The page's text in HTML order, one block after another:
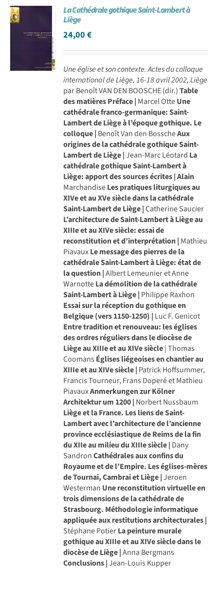
Achat en ligne
Panier WooCommerce
La Cathédrale gothique Saint-Lambert à
Liège
24,00€
Une église et son contexte.Actes du colloque
international de Liège, 16-18 avril 2002, Liège
par Benoît VAN DEN BOOSCHE (dir.)Table
des matièresPréface | Marcel OtteUne
cathédrale franco-germanique: Saint-
Lambert de Liège à l’époque gothique. Le
colloque | Benoît Van den BosscheAux
origines de la cathédrale gothique Saint-
Lambert de Liège |Jean-Marc Léotard La
cathédrale gothique Saint-Lambert à
Liège: apport des sources écrites | Alain
MarchandiseLes pratiques liturgiques au
XIVe et au XVe siècle dans la cathédrale
Saint-Lambert de Liège |Catherine Saucier
L’architecture de Saint-Lambert à Liège au
XIIIe et au XIVe siècle: essai de
reconstitution et d’interprétation | Mathieu
PiavauxLe message des pierres de la
cathédrale Saint-Lambert à Liège: état de
la question |Albert Lemeunier et Anne
WarnotteLa démolition de la cathédrale
Saint-Lambert à Liège | Philippe Raxhon
Essai sur la réception du gothique en
Belgique (vers 1150-1250) | Luc F. Genicot
Entre tradition et renouveau: les églises
des ordres réguliers dans le diocèse de
Liège au XIIIe et au XIVe siècle| Thomas
Coomans Églises liégeoises en chantier au
XIIIe et au XIVe siècle | Patrick Hoffsummer,
Francis Tourneur, Frans Doperé et Mathieu
PiavauxAnmerkungen zur Kölner
Architektur um 1200 | Norbert Nussbaum
Liège et la France. Les liens de Saint-
Lambert avec l’architecture de l’ancienne
province ecclésiastique de Reims de la fin
du XIIe au milieu du XIIIe siècle | Dany
SandronCathédrales aux confins du
Royaume et de l’Empire. Les églises-mères
de Tournai, Cambrai et Liège |Jeroen
Westerman Une reconstitution virtuelle en
trois dimensions de la cathédrale de
Strasbourg. Méthodologie informatique
appliquée aux restitutions architecturales |
Stéphane PotierLa peinture murale
gothique au XIIIe et au XIVe siècle dans le
diocèse de Liège |Anna Bergmans
Conclusions |Jean-Louis Kupper